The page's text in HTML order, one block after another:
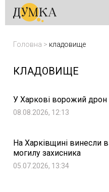
Головна > кладовище
КЛАДОВИЩЕ
У Харкові ворожий дрон
08.08.2026, 12:13
На Харківщині винесли
могилу захисника
05.07.2026, 13:34